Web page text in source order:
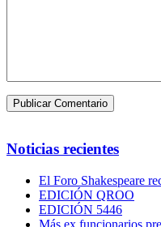
Noticias recientes
El Foro Shakespeare
EDICIÓN QROO
EDICIÓN 5446
Más ex funcionarios